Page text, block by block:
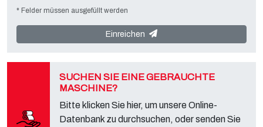
Datenverarbeitung istTecno Converting 2000 S.r.l.
Dritte weitergegeben oder weitergegeben. Sie können sich an den
„Datenschutzdienst“ des Datenverantwortlichen wenden, um alle
Datenschutzseite dieser Website herunterladen.
* Felder müssen ausgefüllt werden
Einreichen
SUCHEN SIE EINE GEBRAUCHTE
MASCHINE?
Bitte klicken Sie hier, um unsere Online-
Datenbank zu durchsuchen, oder senden Sie